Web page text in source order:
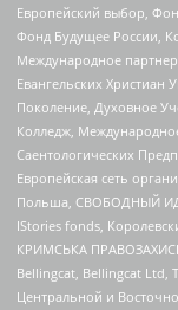
Европейский выбор,
Фонд Будущее России,
Международное
Евангельских Христиан
Поколение, Духовное
Колледж,
Саентологических
Европейская сеть
Польша, СВОБОДНЫЙ
IStories fonds,
КРИМСЬКА
Bellingcat, Bellingcat Ltd,
Центральной и